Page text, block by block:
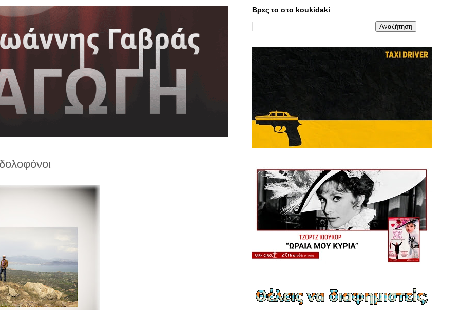
Βρες το στο koukidaki